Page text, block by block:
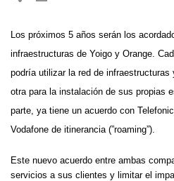
Los próximos 5 años serán los
infraestructuras de Yoigo y Orange.
podría utilizar la red de
otra para la instalación de sus propias
parte, ya tiene un acuerdo con
Vodafone de itinerancia (”roaming”).
Este nuevo acuerdo entre ambas
servicios a sus clientes y limitar el